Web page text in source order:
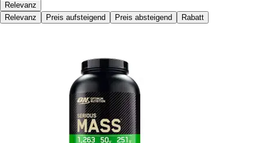
Relevanz
Relevanz
Preis aufsteigend Preis absteigend Rabatt